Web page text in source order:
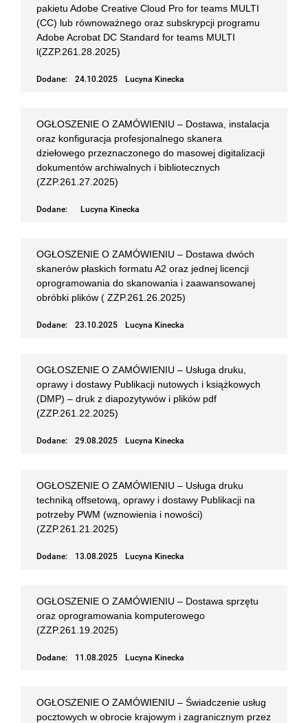
pakietu Adobe Creative Cloud Pro for teams MULTI
(CC) lub równoważnego oraz subskrypcji programu
Adobe Acrobat DC Standard for teams MULTI
l(ZZP.261.28.2025)
Dodane: 24.10.2025 Lucyna Kinecka
OGŁOSZENIE O ZAMÓWIENIU – Dostawa, instalacja
oraz konfiguracja profesjonalnego skanera
dziełowego przeznaczonego do masowej digitalizacji
dokumentów archiwalnych i bibliotecznych
(ZZP.261.27.2025)
Dodane: Lucyna Kinecka
OGŁOSZENIE O ZAMÓWIENIU – Dostawa dwóch
skanerów płaskich formatu A2 oraz jednej licencji
oprogramowania do skanowania i zaawansowanej
obróbki plików ( ZZP.261.26.2025)
Dodane: 23.10.2025 Lucyna Kinecka
OGŁOSZENIE O ZAMÓWIENIU – Usługa druku,
oprawy i dostawy Publikacji nutowych i książkowych
(DMP) – druk z diapozytywów i plików pdf
(ZZP.261.22.2025)
Dodane: 29.08.2025 Lucyna Kinecka
OGŁOSZENIE O ZAMÓWIENIU – Usługa druku
techniką offsetową, oprawy i dostawy Publikacji na
potrzeby PWM (wznowienia i nowości)
(ZZP.261.21.2025)
Dodane: 13.08.2025 Lucyna Kinecka
OGŁOSZENIE O ZAMÓWIENIU – Dostawa sprzętu
oraz oprogramowania komputerowego
(ZZP.261.19.2025)
Dodane: 11.08.2025 Lucyna Kinecka
OGŁOSZENIE O ZAMÓWIENIU – Świadczenie usług
pocztowych w obrocie krajowym i zagranicznym przez